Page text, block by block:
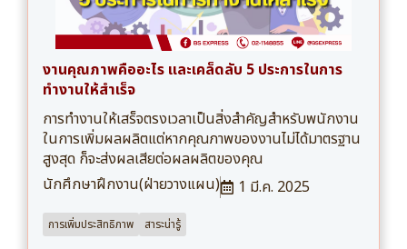
งานคุณภาพคืออะไร และเคล็ดลับ 5 ประการในการ
ทำงานให้สำเร็จ
การทำงานให้เสร็จตรงเวลาเป็นสิ่งสำคัญสำหรับพนักงาน
ในการเพิ่มผลผลิตแต่หากคุณภาพของงานไม่ได้มาตรฐาน
สูงสุด ก็จะส่งผลเสียต่อผลผลิตของคุณ
นักศึกษาฝึกงาน(ฝ่ายวางแผน)
1 มี.ค. 2025
การเพิ่มประสิทธิภาพ สาระน่ารู้